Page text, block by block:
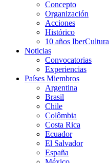
Concepto
Organización
Acciones
Histórico
10 años IberCultura
Noticias
Convocatorias
Experiencias
Países Miembros
Argentina
Brasil
Chile
Colômbia
Costa Rica
Ecuador
El Salvador
España